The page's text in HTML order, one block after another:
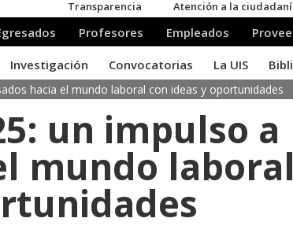
hacia el mundo laboral con ideas y oportunidades
un impulso a
mundo laboral